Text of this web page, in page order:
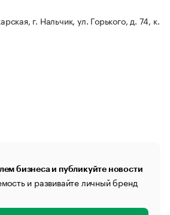
г. Нальчик, ул. Горького, д. 74, к.
бизнеса и публикуйте новости
и развивайте личный бренд